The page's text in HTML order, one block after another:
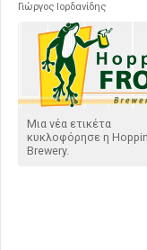
Γιώργος Ιορδανίδης
Μια νέα ετικέτα
κυκλοφόρησε η
Brewery.